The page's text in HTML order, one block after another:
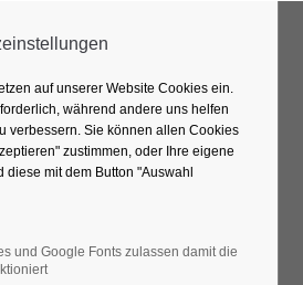
'88
auf unserer Website Cookies ein.
während andere uns helfen
verbessern. Sie können allen Cookies
zustimmen, oder Ihre eigene
mit dem Button "Auswahl
und Google Fonts zulassen damit die